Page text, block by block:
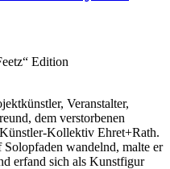
Edition
Veranstalter,
dem verstorbenen
Kollektiv Ehret+Rath.
wandelnd, malte er
erfand sich als Kunstfigur